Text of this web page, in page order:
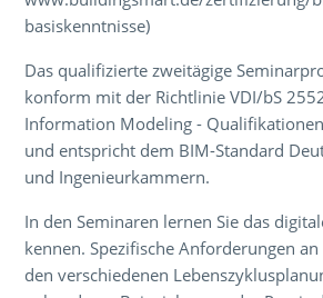
basiskenntnisse)
Das qualifizierte zweitägige
konform mit der Richtlinie VDI/bS
Information Modeling -
und entspricht dem BIM-Standard
und Ingenieurkammern.
In den Seminaren lernen Sie das
kennen. Spezifische Anforderungen
den verschiedenen